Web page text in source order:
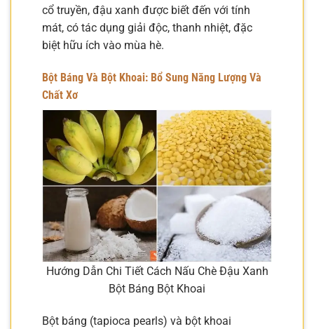
cổ truyền, đậu xanh được biết đến với tính
mát, có tác dụng giải độc, thanh nhiệt, đặc
biệt hữu ích vào mùa hè.
Bột Báng Và Bột Khoai: Bổ Sung Năng Lượng Và
Chất Xơ
Hướng Dẫn Chi Tiết Cách Nấu Chè Đậu Xanh
Bột Báng Bột Khoai
Bột báng (tapioca pearls) và bột khoai